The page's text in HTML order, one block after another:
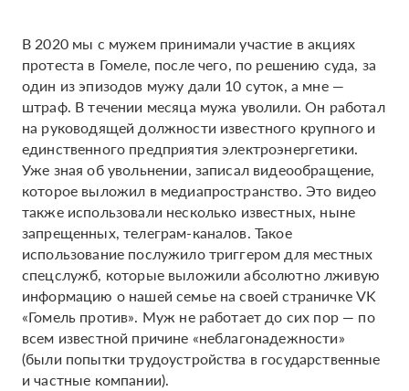
В 2020 мы с мужем принимали участие в акциях
протеста в Гомеле, после чего, по решению суда, за
один из эпизодов мужу дали 10 суток, а мне —
штраф. В течении месяца мужа уволили. Он работал
на руководящей должности известного крупного и
единственного предприятия электроэнергетики.
Уже зная об увольнении, записал видеообращение,
которое выложил в медиапространство. Это видео
также использовали несколько известных, ныне
запрещенных, телеграм-каналов. Такое
использование послужило триггером для местных
спецслужб, которые выложили абсолютно лживую
информацию о нашей семье на своей страничке VK
«Гомель против». Муж не работает до сих пор — по
всем известной причине «неблагонадежности»
(были попытки трудоустройства в государственные
и частные компании).